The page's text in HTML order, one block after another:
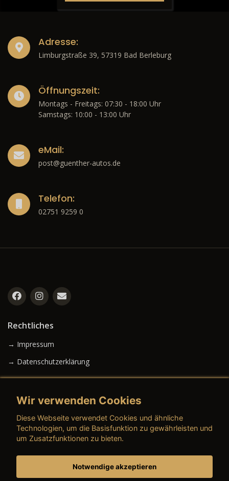
Adresse:
Limburgstraße 39, 57319 Bad Berleburg
Öffnungszeit:
Montags - Freitags: 07:30 - 18:00 Uhr
Samstags: 10:00 - 13:00 Uhr
eMail:
post@guenther-autos.de
Telefon:
02751 9259 0
Rechtliches
→ Impressum
→ Datenschutzerklärung
→ AGB (Gebrauchtwagen)
→ AGB (Teile & Zubehör)
Wir verwenden Cookies
Diese Webseite verwendet Cookies und ähnliche
Technologien, um die Basisfunktion zu gewährleisten und
um Zusatzfunktionen zu bieten.
Notwendige akzeptieren